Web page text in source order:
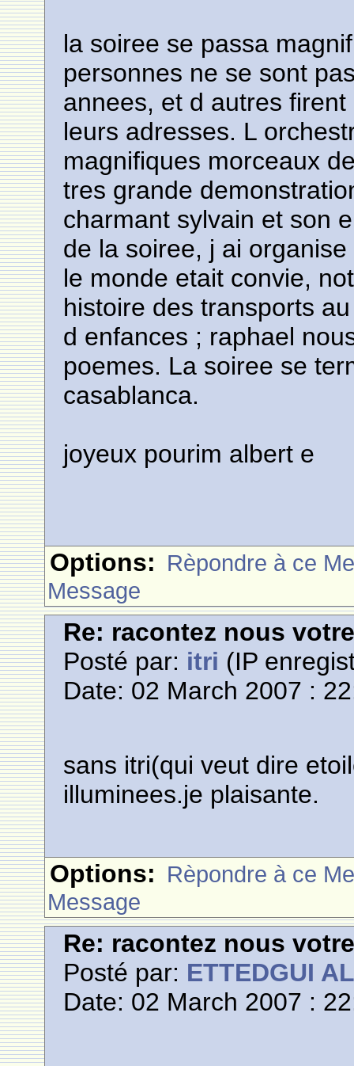
la soiree se passa
personnes ne se sont
annees, et d autres
leurs adresses. L
magnifiques morceaux
tres grande
charmant sylvain et son
de la soiree, j ai
le monde etait convie,
histoire des transports
d enfances ; raphael
poemes. La soiree se
casablanca.
joyeux pourim albert e
Options: Rèpondre à ce
Message
Re: racontez nous
Posté par: itri (IP
Date: 02 March 2007 :
sans itri(qui veut dire
illuminees.je plaisante.
Options: Rèpondre à ce
Message
Re: racontez nous
Posté par: ETTEDGUI
Date: 02 March 2007 :